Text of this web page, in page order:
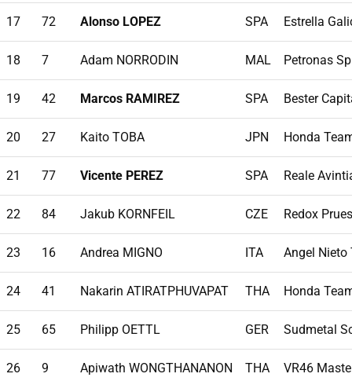
17 72 Alonso LOPEZ SPA Estrella
18 7 Adam NORRODIN MAL Petronas
19 42 Marcos RAMIREZ SPA Bester
20 27 Kaito TOBA JPN Honda
21 77 Vicente PEREZ SPA Reale
22 84 Jakub KORNFEIL CZE Redox
23 16 Andrea MIGNO ITA Angel Nieto
24 41 Nakarin ATIRATPHUVAPAT THA Honda
25 65 Philipp OETTL GER Sudmetal
26 9 Apiwath WONGTHANANON THA VR46